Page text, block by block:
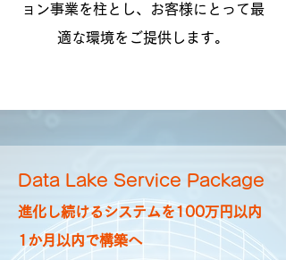
ョン事業を柱とし、お客様にとって最
適な環境をご提供します。
Data Lake Service Package
進化し続けるシステムを100万円以内
1か月以内で構築へ